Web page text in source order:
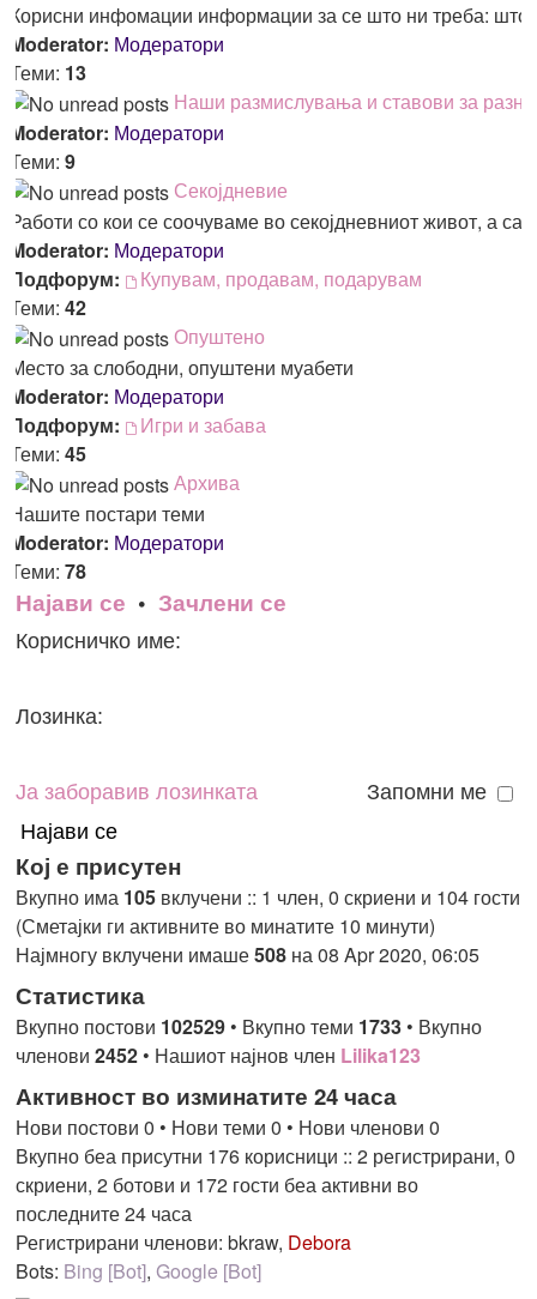
Корисни инфомации информации за се што ни треба: што,
Moderator: Модератори
Теми: 13
Наши размислувања и ставови за
Moderator: Модератори
Теми: 9
Секојдневие
Работи со кои се соочуваме во секојдневниот живот, а
Moderator: Модератори
Подфорум:
Купувам, продавам, подарувам
Теми: 42
Опуштено
Место за слободни, опуштени муабети
Moderator: Модератори
Подфорум:
Игри и забава
Теми: 45
Архива
Нашите постари теми
Moderator: Модератори
Теми: 78
Најави се • Зачлени се
Корисничко име:
Лозинка:
Ја заборавив лозинката Запомни ме
Кој е присутен
Вкупно има 105 вклучени :: 1 член, 0 скриени и 104 гости
(Сметајки ги активните во минатите 10 минути)
Најмногу вклучени имаше508 на 08 Apr 2020, 06:05
Статистика
Вкупно постови 102529 • Вкупно теми 1733 • Вкупно
членови 2452 • Нашиот најнов член Lilika123
Активност во изминатите 24 часа
Нови постови 0 • Нови теми 0 • Нови членови 0
Вкупно беа присутни 176 корисници :: 2 регистрирани, 0
скриени, 2 ботови и 172 гости беа активни во
последните 24 часа
Регистрирани членови: bkraw, Debora
Bots: Bing [Bot], Google [Bot]